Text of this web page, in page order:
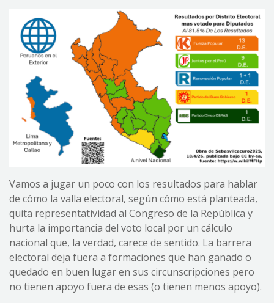
Vamos a jugar un poco con los resultados para hablar
de cómo la valla electoral, según cómo está planteada,
quita representatividad al Congreso de la República y
hurta la importancia del voto local por un cálculo
nacional que, la verdad, carece de sentido. La barrera
electoral deja fuera a formaciones que han ganado o
quedado en buen lugar en sus circunscripciones pero
no tienen apoyo fuera de esas (o tienen menos apoyo).